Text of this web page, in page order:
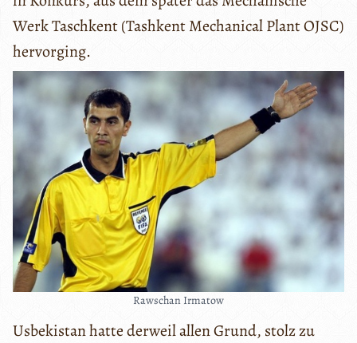
Werk Taschkent (Tashkent Mechanical Plant OJSC)
hervorging.
Rawschan Irmatow
Usbekistan hatte derweil allen Grund, stolz zu